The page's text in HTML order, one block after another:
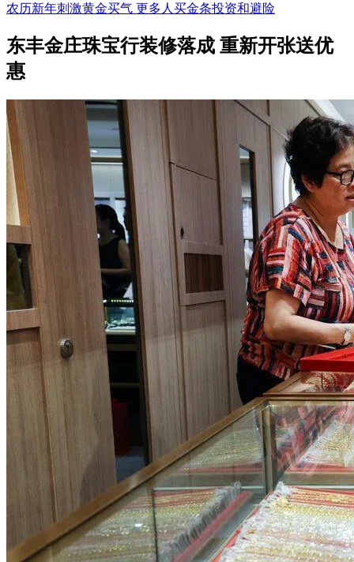
农历新年刺激黄金买气 更多人买金条投资和避险
东丰金庄珠宝行装修落成 重新开张送优
惠